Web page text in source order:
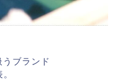
ブランド